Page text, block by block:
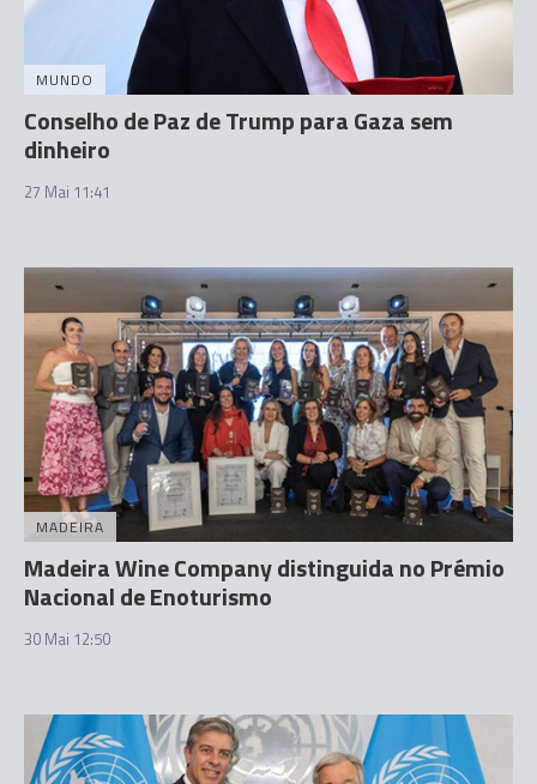
MUNDO
Conselho de Paz de Trump para Gaza sem
dinheiro
27 Mai 11:41
MADEIRA
Madeira Wine Company distinguida no Prémio
Nacional de Enoturismo
30 Mai 12:50